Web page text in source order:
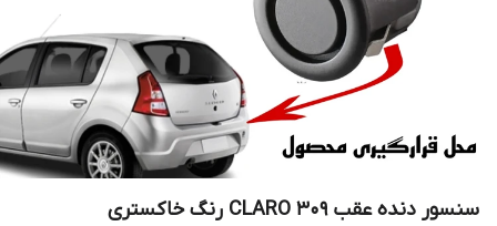
سنسور دنده عقب CLARO 309 رنگ خاکستری